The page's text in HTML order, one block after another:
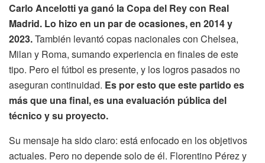
Carlo Ancelotti ya ganó la Copa del Rey con Real
Madrid. Lo hizo en un par de ocasiones, en 2014 y
2023.También levantó copas nacionales con Chelsea,
Milan y Roma, sumando experiencia en finales de este
tipo. Pero el fútbol es presente, y los logros pasados no
aseguran continuidad. Es por esto que este partido es
más que una final, es una evaluación pública del
técnico y su proyecto.
Su mensaje ha sido claro: está enfocado en los objetivos
actuales. Pero no depende solo de él. Florentino Pérez y